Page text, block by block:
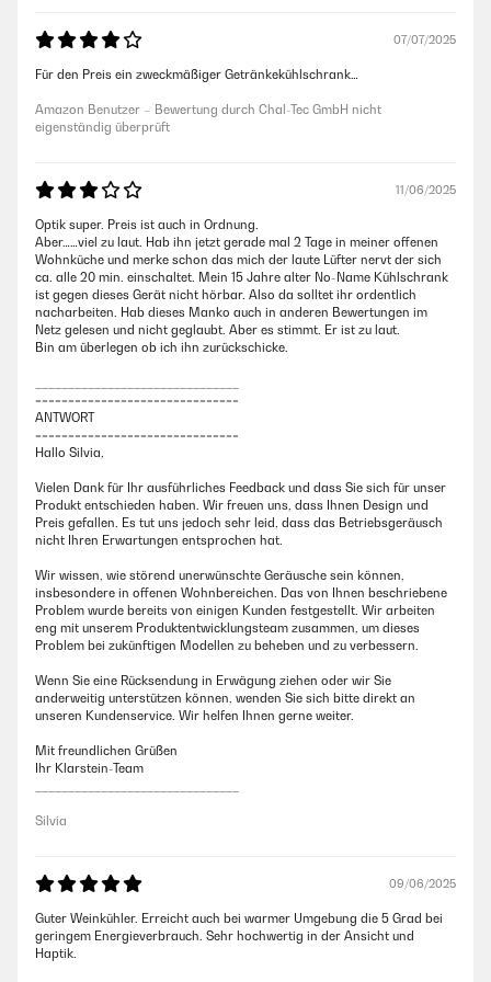
07/07/2025
Für den Preis ein zweckmäßiger Getränkekühlschrank…
Amazon Benutzer – Bewertung durch Chal-Tec GmbH nicht
eigenständig überprüft
11/06/2025
Optik super. Preis ist auch in Ordnung.
Aber……viel zu laut. Hab ihn jetzt gerade mal 2 Tage in meiner offenen
Wohnküche und merke schon das mich der laute Lüfter nervt der sich
ca. alle 20 min. einschaltet. Mein 15 Jahre alter No-Name Kühlschrank
ist gegen dieses Gerät nicht hörbar. Also da solltet ihr ordentlich
nacharbeiten. Hab dieses Manko auch in anderen Bewertungen im
Netz gelesen und nicht geglaubt. Aber es stimmt. Er ist zu laut.
Bin am überlegen ob ich ihn zurückschicke.
===============================
ANTWORT
===============================
Hallo Silvia,
Vielen Dank für Ihr ausführliches Feedback und dass Sie sich für unser
Produkt entschieden haben. Wir freuen uns, dass Ihnen Design und
Preis gefallen. Es tut uns jedoch sehr leid, dass das Betriebsgeräusch
nicht Ihren Erwartungen entsprochen hat.
Wir wissen, wie störend unerwünschte Geräusche sein können,
insbesondere in offenen Wohnbereichen. Das von Ihnen beschriebene
Problem wurde bereits von einigen Kunden festgestellt. Wir arbeiten
eng mit unserem Produktentwicklungsteam zusammen, um dieses
Problem bei zukünftigen Modellen zu beheben und zu verbessern.
Wenn Sie eine Rücksendung in Erwägung ziehen oder wir Sie
anderweitig unterstützen können, wenden Sie sich bitte direkt an
unseren Kundenservice. Wir helfen Ihnen gerne weiter.
Mit freundlichen Grüßen
Ihr Klarstein-Team
Silvia
09/06/2025
Guter Weinkühler. Erreicht auch bei warmer Umgebung die 5 Grad bei
geringem Energieverbrauch. Sehr hochwertig in der Ansicht und
Haptik.